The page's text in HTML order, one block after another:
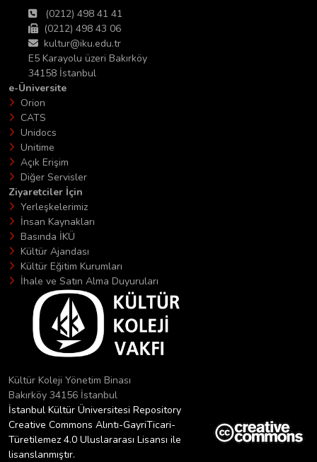
(0212) 498 41 41
(0212) 498 43 06
kultur@iku.edu.tr
E5 Karayolu üzeri Bakırköy
34158 İstanbul
e-Üniversite
Orion
CATS
Unidocs
Unitime
Açık Erişim
Diğer Servisler
Ziyaretciler İçin
Yerleşkelerimiz
İnsan Kaynakları
Basında İKÜ
Kültür Ajandası
Kültür Eğitim Kurumları
İhale ve Satın Alma Duyuruları
Kültür Koleji Yönetim Binası
Bakırköy 34156 İstanbul
İstanbul Kültür Üniversitesi Repository
Creative Commons Alıntı-GayriTicari-
Türetilemez 4.0 Uluslararası Lisansı ile
lisanslanmıştır.